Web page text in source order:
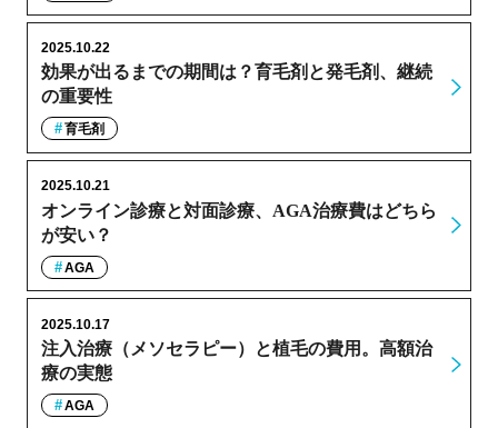
効果が出るまでの期間は？育毛剤と発毛剤、継続
の重要性
2025.10.22
育毛剤
オンライン診療と対面診療、AGA治療費はどちら
が安い？
2025.10.21
AGA
注入治療（メソセラピー）と植毛の費用。高額治
療の実態
2025.10.17
AGA